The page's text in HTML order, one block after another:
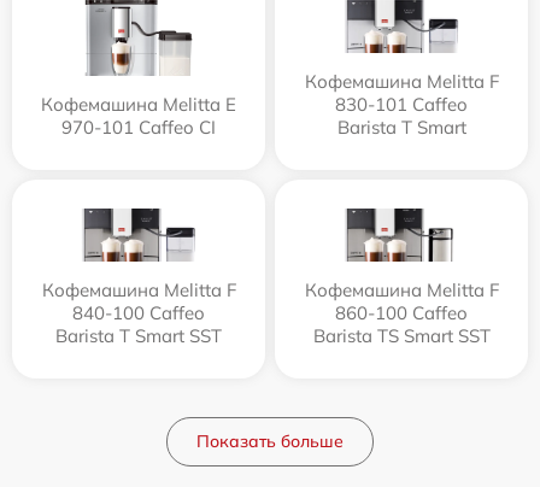
Кофемашина Melitta Е
970-101 Caffeo CI
Кофемашина Melitta F
830-101 Caffeo
Barista T Smart
Кофемашина Melitta F
840-100 Caffeo
Barista T Smart SST
Кофемашина Melitta F
860-100 Caffeo
Barista TS Smart SST
Показать больше